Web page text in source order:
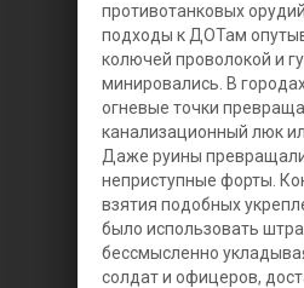
противотанковых
подходы к ДОТам
колючей проволокой и
минировались. В
огневые точки
канализационный люк
Даже руины
неприступные форты.
взятия подобных
было использовать
бессмысленно
солдат и офицеров,